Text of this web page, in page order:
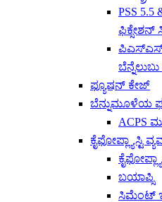
PSS
ಫಿಕ್ಸೇಶನ್
ಪಿಎಸ್ಎಸ್-
ಬೆನ್ನೆಲುಬು
ಫ್ಯೂಷನ್ ಕೇಜ್
ಬೆನ್ನುಮೂಳೆಯ
ACPS
ಕೈಫೋಪ್ಲ್ಯಾಸ್ಟಿ
ಬಯಾಪ್ಸಿ
ಸಿಮೆಂಟ್